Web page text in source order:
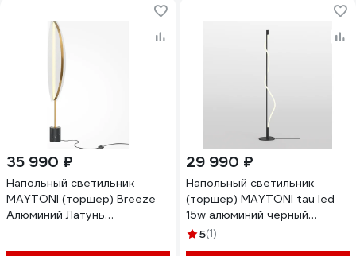
35 990 ₽
Напольный светильник
MAYTONI (торшер) Breeze
Алюминий Латунь
29 990 ₽
Напольный светильник
(торшер) MAYTONI tau led
15w алюминий черный
MOD166FL-L15B3K
5(1)